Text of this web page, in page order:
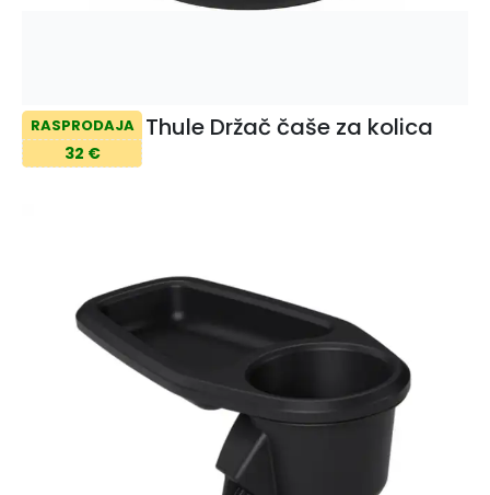
RASPRODAJA
32 €
Thule Držač čaše za kolica